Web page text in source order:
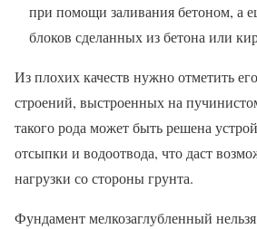
при помощи заливания бетоном, а
блоков сделанных из бетона или
Из плохих качеств нужно отметить
строений, выстроенных на
такого рода может быть решена
отсыпки и водоотвода, что даст
нагрузки со стороны грунта.
Фундамент мелкозаглубленный